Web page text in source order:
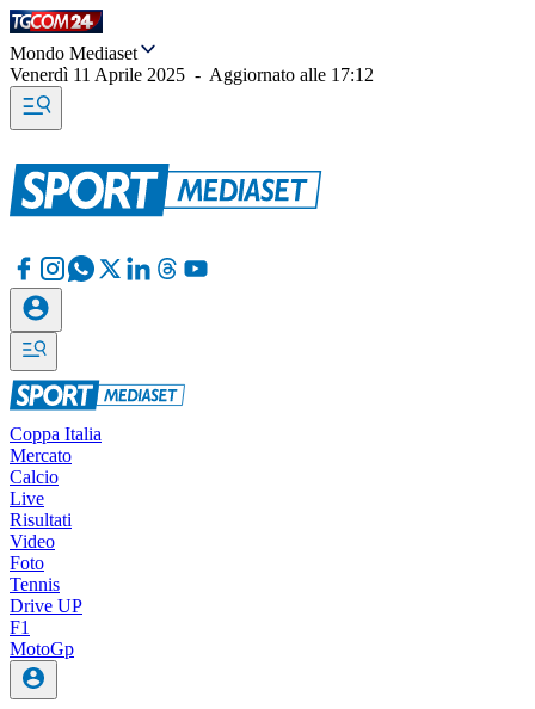
Mondo Mediaset
Venerdì 11 Aprile 2025 - Aggiornato alle 17:12
Coppa Italia
Mercato
Calcio
Live
Risultati
Video
Foto
Tennis
Drive UP
F1
MotoGp